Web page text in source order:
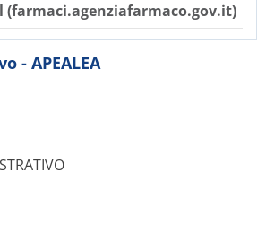
(farmaci.agenziafarmaco.gov.it)
- APEALEA